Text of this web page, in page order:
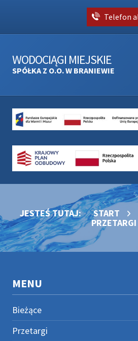
Telefon
WODOCIĄGI MIEJSKIE
SPÓŁKA Z O.O. W BRANIEWIE
JESTEŚ TUTAJ: START
PRZETARGI
MENU
Bieżące
Przetargi